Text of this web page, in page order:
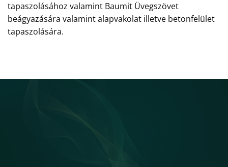
tapaszolásához valamint Baumit Üvegszövet
beágyazására valamint alapvakolat illetve betonfelület
tapaszolására.